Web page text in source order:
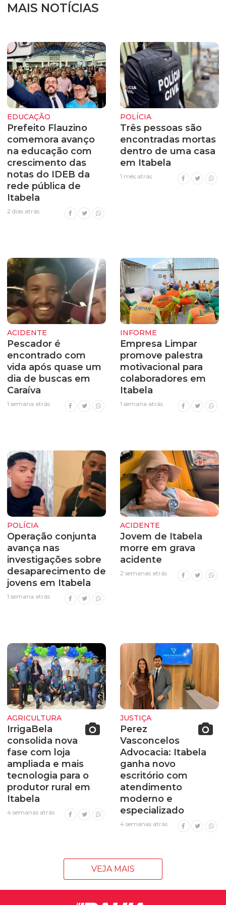
MAIS NOTÍCIAS
EDUCAÇÃO
Prefeito Flauzino
comemora avanço
na educação com
crescimento das
notas do IDEB da
rede pública de
Itabela
2 dias atrás
POLÍCIA
Três pessoas são
encontradas mortas
dentro de uma casa
em Itabela
1 mês atrás
ACIDENTE
Pescador é
encontrado com
vida após quase um
dia de buscas em
Caraíva
1 semana atrás
INFORME
Empresa Limpar
promove palestra
motivacional para
colaboradores em
Itabela
1 semana atrás
POLÍCIA
Operação conjunta
avança nas
investigações sobre
desaparecimento de
jovens em Itabela
1 semana atrás
ACIDENTE
Jovem de Itabela
morre em grava
acidente
2 semanas atrás
AGRICULTURA
IrrigaBela
consolida nova
fase com loja
ampliada e mais
tecnologia para o
produtor rural em
Itabela
4 semanas atrás
JUSTIÇA
Perez
Vasconcelos
Advocacia: Itabela
ganha novo
escritório com
atendimento
moderno e
especializado
4 semanas atrás
VEJA MAIS